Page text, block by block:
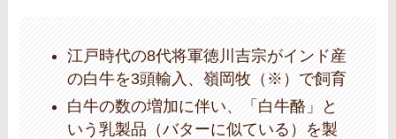
江戸時代の8代将軍徳川吉宗がインド産
の白牛を3頭輸入、嶺岡牧（※）で飼育
白牛の数の増加に伴い、「白牛酪」と
いう乳製品（バターに似ている）を製